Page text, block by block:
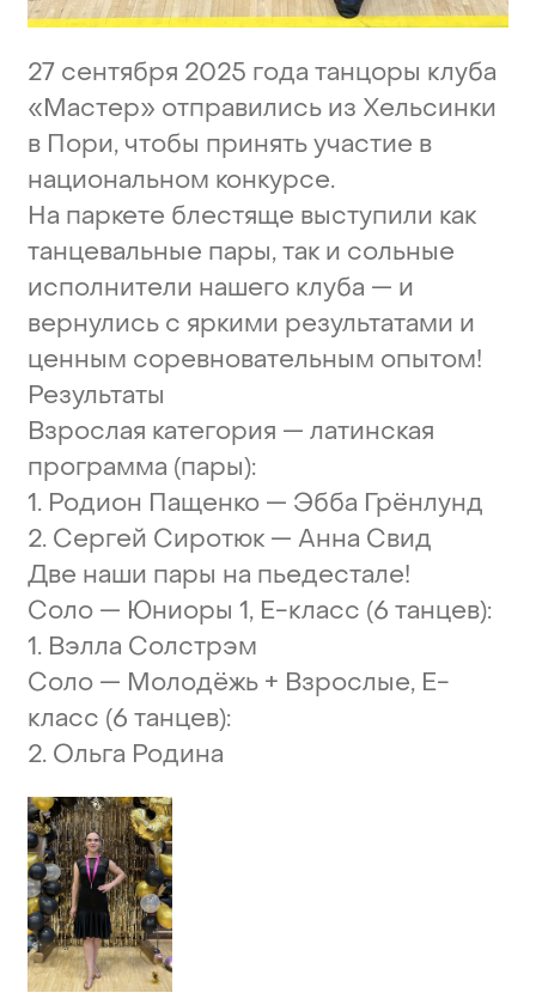
27 сентября 2025 года танцоры клуба
«Мастер» отправились из Хельсинки
в Пори, чтобы принятьучастие в
национальном конкурсе.
На паркете блестяще выступили как
танцевальные пары,так и сольные
исполнители нашего клуба — и
вернулись с яркими результатами и
ценным соревновательным опытом!
Результаты
Взрослая категория — латинская
программа (пары):
1. Родион Пащенко — Эбба Грёнлунд
2. Сергей Сиротюк — Анна Свид
Две наши пары на пьедестале!
Соло — Юниоры 1, Е-класс (6 танцев):
1. Вэлла Солстрэм
Соло — Молодёжь + Взрослые, Е-
класс (6 танцев):
2. Ольга Родина